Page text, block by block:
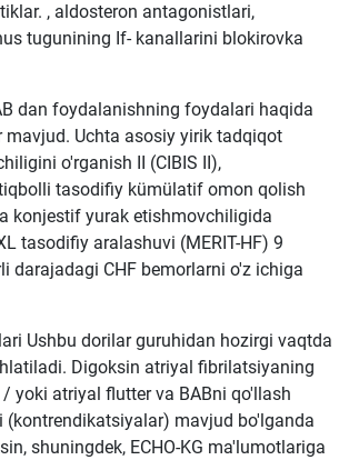
, aldosteron antagonistlari,
tugunining If- kanallarini blokirovka
dan foydalanishning foydalari haqida
Uchta asosiy yirik tadqiqot
o'rganish II (CIBIS II),
tasodifiy kümülatif omon qolish
konjestif yurak etishmovchiligida
tasodifiy aralashuvi (MERIT-HF) 9
darajadagi CHF bemorlarni o'z ichiga
Ushbu dorilar guruhidan hozirgi vaqtda
Digoksin atriyal fibrilatsiyaning
yoki atriyal flutter va BABni qo'llash
(kontrendikatsiyalar) mavjud bo'lganda
shuningdek, ECHO-KG ma'lumotlariga